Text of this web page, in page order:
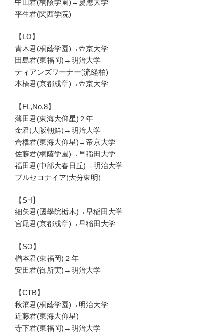
中山君(桐蔭学園)→慶應大学
平生君(関西学院)
【LO】
青木君(桐蔭学園)→帝京大学
田島君(東福岡)→明治大学
ティアンズワーナー(流経柏)
本橋君(京都成章)→帝京大学
【FL,No.8】
薄田君(東海大仰星)２年
金君(大阪朝鮮)→明治大学
倉橋君(東海大仰星)→帝京大学
佐藤君(桐蔭学園)→早稲田大学
福田君(中部大春日丘)→明治大学
ブルセコナイア(大分東明)
【SH】
細矢君(國學院栃木)→早稲田大学
宮尾君(京都成章)→早稲田大学
【SO】
楢本君(東福岡)２年
安田君(御所実)→明治大学
【CTB】
秋濱君(桐蔭学園)→明治大学
近藤君(東海大仰星)
寺下君(東福岡)→明治大学